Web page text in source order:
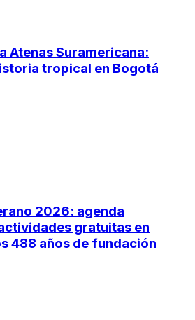
Atenas Suramericana:
tropical en Bogotá
2026: agenda
gratuitas en
488 años de fundación